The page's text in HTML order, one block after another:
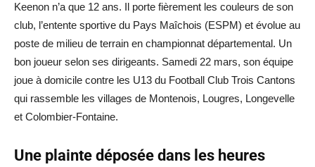
Keenon n’a que 12 ans. Il porte fièrement les couleurs de son
club, l’entente sportive du Pays Maîchois (ESPM) et évolue au
poste de milieu de terrain en championnat départemental. Un
bon joueur selon ses dirigeants. Samedi 22 mars, son équipe
joue à domicile contre les U13 du Football Club Trois Cantons
qui rassemble les villages de Montenois, Lougres, Longevelle
et Colombier-Fontaine.
Une plainte déposée dans les heures